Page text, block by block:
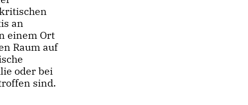
an
einem Ort
Raum auf
oder bei
sind.